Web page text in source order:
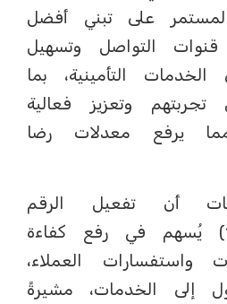
المستمر على تبني أفضل
قنوات التواصل وتسهيل
التأمينية، بما
وتعزيز فعالية
يرفع معدلات رضا
أن تفعيل الرقم
المختصر (199044) يُسهم في رفع كفاءة
واستفسارات العملاء،
إلى الخدمات، مشيرةً